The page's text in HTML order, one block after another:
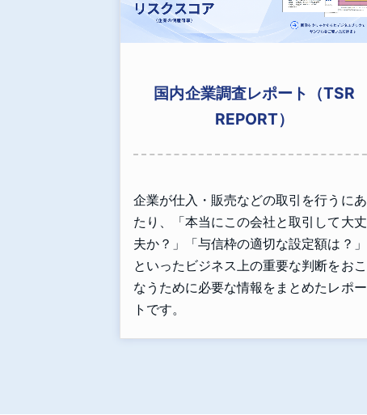
国内企業調査レポート（TSR
REPORT）
企業が仕入・販売などの取引を行うにあ
たり、「本当にこの会社と取引して大丈
夫か？」「与信枠の適切な設定額は？」
といったビジネス上の重要な判断をおこ
なうために必要な情報をまとめたレポー
トです。